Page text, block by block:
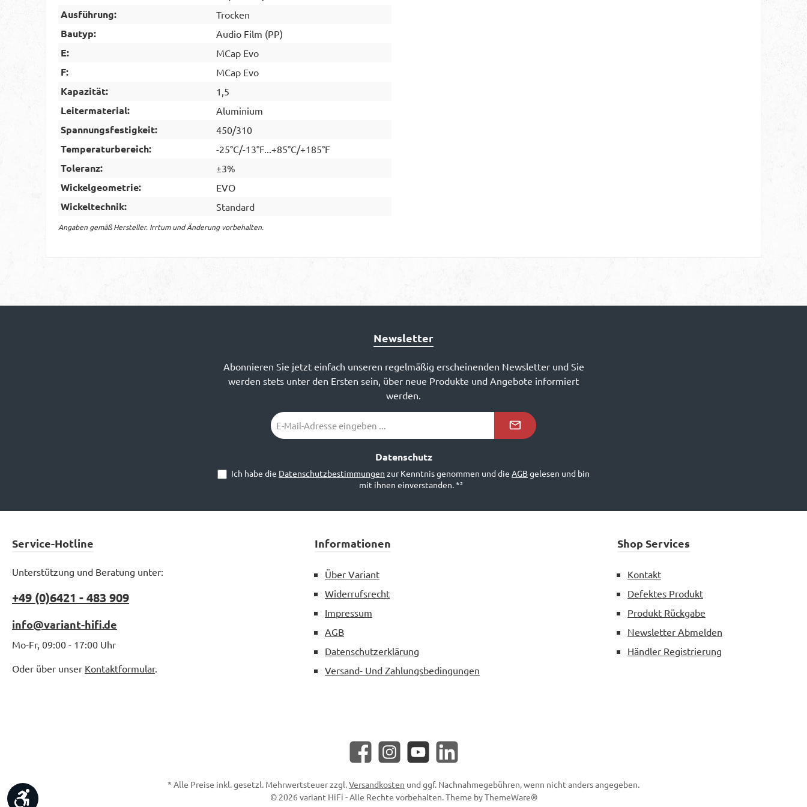
Ausführung: Trocken
Bautyp: Audio Film (PP)
E: MCap Evo
F: MCap Evo
Kapazität: 1,5
Leitermaterial: Aluminium
Spannungsfestigkeit: 450/310
Temperaturbereich: -25°C/-13°F...+85°C/+185°F
Toleranz: ±3%
Wickelgeometrie: EVO
Wickeltechnik: Standard
Angaben gemäß Hersteller. Irrtum und Änderung vorbehalten.
Newsletter
Abonnieren Sie jetzt einfach unseren regelmäßig erscheinenden Newsletter und Sie
werden stets unter den Ersten sein, über neue Produkte und Angebote informiert
werden.
E-
Mail-
Datenschutz
Ich habe die Datenschutzbestimmungen zur Kenntnis genommen und die AGBgelesen und bin
mit ihnen einverstanden.*²
Service-Hotline
Unterstützung und Beratung unter:
+49 (0)6421 - 483 909
info@variant-hifi.de
Mo-Fr, 09:00 - 17:00 Uhr
Oder über unser Kontaktformular.
Informationen
Über Variant
Widerrufsrecht
Impressum
AGB
Datenschutzerklärung
Versand- Und Zahlungsbedingungen
Shop Services
Kontakt
Defektes Produkt
Produkt Rückgabe
Newsletter Abmelden
Händler Registrierung
Facebook InstagramYouTube LinkedIn
* Alle Preise inkl. gesetzl. Mehrwertsteuer zzgl.Versandkosten und ggf. Nachnahmegebühren, wenn nicht anders angegeben.
© 2026 variant HiFi - Alle Rechte vorbehalten. Theme byThemeWare®
Werkzeugleiste anzeigen